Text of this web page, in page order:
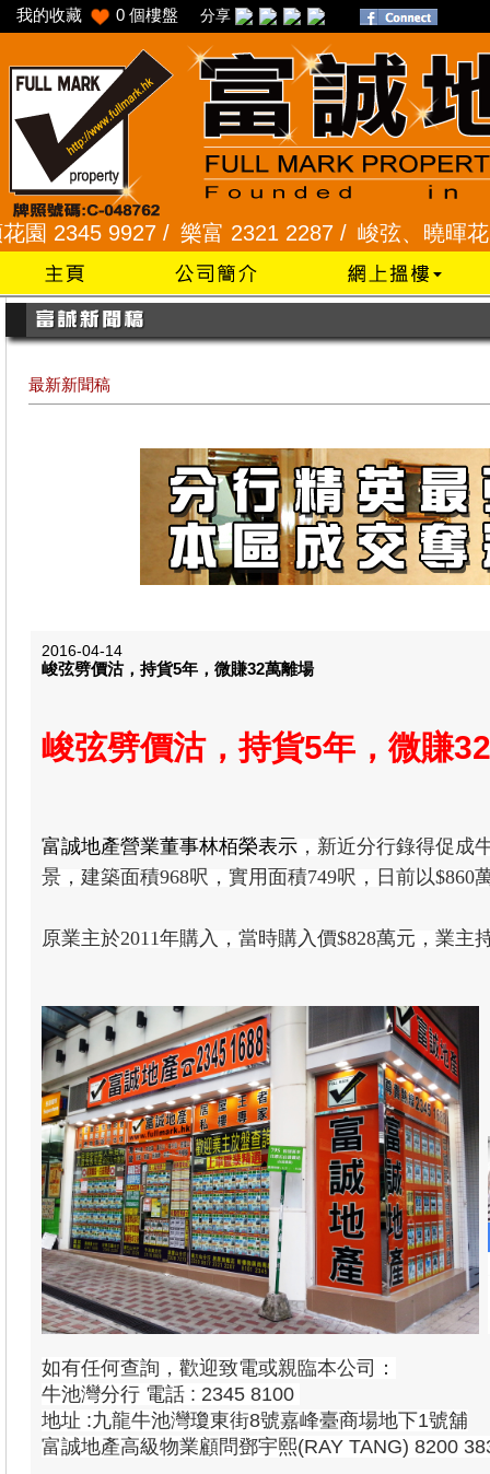
我的收藏 0 個樓盤 分享
9927 / 樂富 2321 2287 / 峻弦、曉暉花園
最新新聞稿
2016-04-14
峻弦劈價沽，持貨5年，微賺32萬離場
峻弦劈價沽，持貨5年，微賺
富誠地產營業董事林栢榮表示 ， 新近分行錄得促成
景，建築面積968呎，實用面積749呎，日前以$860
原業主於2011年購入，當時購入價$828萬元，業
如有任何查詢，歡迎致電或親臨本公司：
牛池灣分行 電話 : 2345 8100
地址 :九龍牛池灣瓊東街8號嘉峰臺商場地下1號舖
富誠地產高級物業顧問鄧宇熙(RAY TANG) 8200